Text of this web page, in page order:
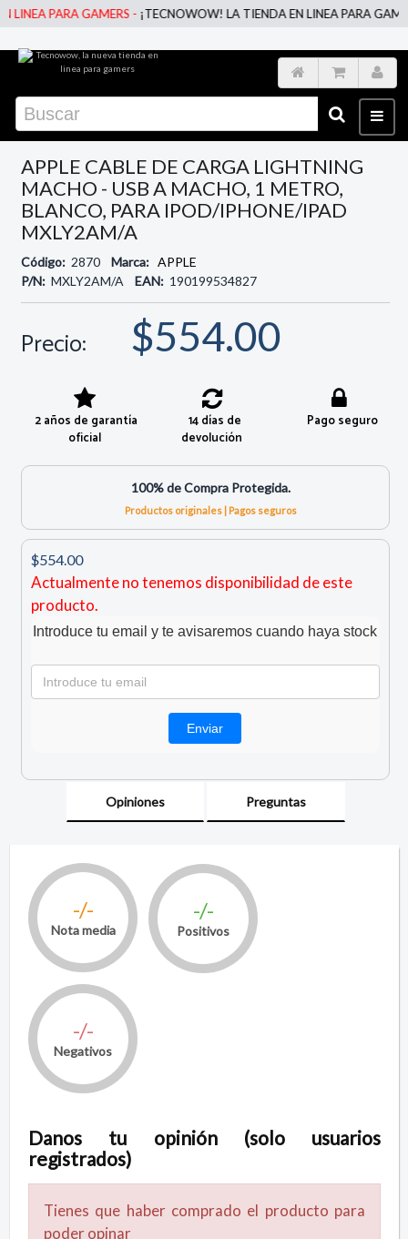
PARA GAMERS - ¡TECNOWOW! LA TIENDA EN LINEA PARA
APPLE CABLE DE CARGA LIGHTNING
MACHO - USB A MACHO, 1 METRO,
BLANCO, PARA IPOD/IPHONE/IPAD
MXLY2AM/A
Código: 2870 Marca: APPLE
P/N: MXLY2AM/A EAN: 190199534827
Precio: $554.00
2 años de garantía
oficial
14 días de
devolución
Pago seguro
100% de Compra Protegida.
Productos originales | Pagos seguros
$554.00
Actualmente no tenemos disponibilidad de este
producto.
Introduce tu email y te avisaremos cuando haya stock
Opiniones Preguntas
-/-
Nota media
-/-
Positivos
-/-
Negativos
Danos tu opinión (solo usuarios
registrados)
Tienes que haber comprado el producto para
poder opinar